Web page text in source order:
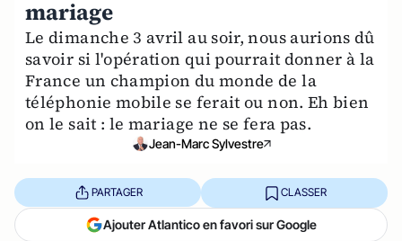
mariage
Le dimanche 3 avril au soir, nous aurions dû
savoir si l'opération qui pourrait donner à la
France un champion du monde de la
téléphonie mobile se ferait ou non. Eh bien
on le sait : le mariage ne se fera pas.
Jean-Marc Sylvestre
PARTAGER CLASSER
Ajouter Atlantico en favori sur Google